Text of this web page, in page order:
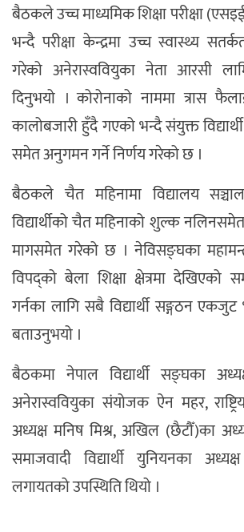
बैठकले उच्च माध्यमिक शिक्षा परीक्षा
भन्दै परीक्षा केन्द्रमा उच्च स्वास्थ्य
गरेको अनेरास्ववियुका नेता आरसी
दिनुभयो । कोरोनाको नाममा त्रास
कालोबजारी हुँदै गएको भन्दै संयुक्त
समेत अनुगमन गर्ने निर्णय गरेको छ ।
बैठकले चैत महिनामा विद्यालय
विद्यार्थीको चैत महिनाको शुल्क
मागसमेत गरेको छ । नेविसङ्घका
विपद्को बेला शिक्षा क्षेत्रमा देखिएको
गर्नका लागि सबै विद्यार्थी सङ्गठन
बताउनुभयो ।
बैठकमा नेपाल विद्यार्थी सङ्घका
अनेरास्ववियुका संयोजक ऐन महर,
अध्यक्ष मनिष मिश्र, अखिल (छैटौँ)का
समाजवादी विद्यार्थी युनियनका
लगायतको उपस्थिति थियो ।